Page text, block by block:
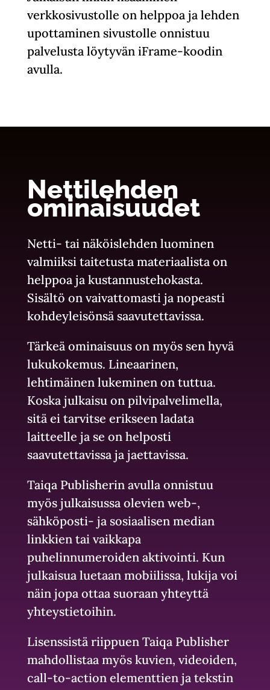
verkkosivustolle on helppoa ja lehden
upottaminen sivustolle onnistuu
palvelusta löytyvän iFrame-koodin
avulla.
Nettilehden
ominaisuudet
Netti- tai näköislehden luominen
valmiiksi taitetusta materiaalista on
helppoa ja kustannustehokasta.
Sisältö on vaivattomasti ja nopeasti
kohdeyleisönsä saavutettavissa.
Tärkeä ominaisuus on myös sen hyvä
lukukokemus. Lineaarinen,
lehtimäinen lukeminen on tuttua.
Koska julkaisu on pilvipalvelimella,
sitä ei tarvitse erikseen ladata
laitteelle ja se on helposti
saavutettavissa ja jaettavissa.
Taiqa Publisherin avulla onnistuu
myös julkaisussa olevien web-,
sähköposti- ja sosiaalisen median
linkkien tai vaikkapa
puhelinnumeroiden aktivointi. Kun
julkaisua luetaan mobiilissa, lukija voi
näin jopa ottaa suoraan yhteyttä
yhteystietoihin.
Lisenssistä riippuen Taiqa Publisher
mahdollistaa myös kuvien, videoiden,
call-to-action elementtien ja tekstin